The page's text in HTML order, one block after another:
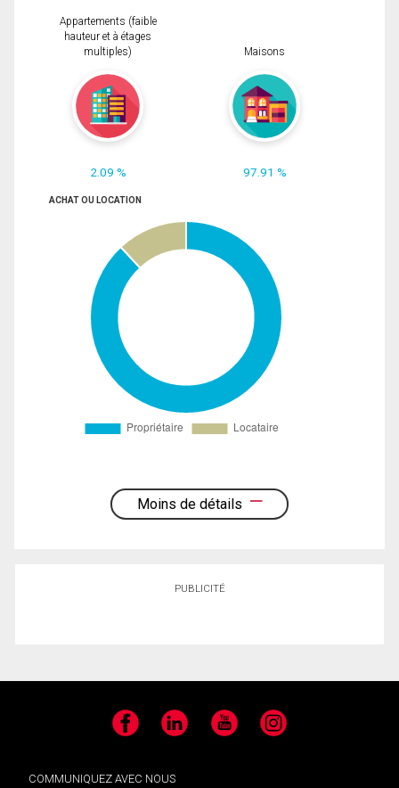
Appartements (faible
hauteur et à étages
multiples)
2.09 %
Maisons
97.91 %
ACHAT OU LOCATION
Moins de détails
PUBLICITÉ
Facebook LinkedIn YouTube Instagram
COMMUNIQUEZ AVEC NOUS